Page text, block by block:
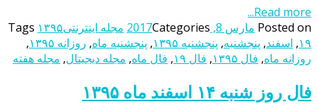
Read more...
Posted on مارس 8, 2017 Categories مجله اینترنتی Tags ۱۳۹۵
۱۹, اسفند, پنجشنبه, پنجشنبه ۱۳۹۵ , پنجشنبه ماه, روزانه ۱۳۹۵
,
روزانه ماه, فال ۱۳۹۵ , فال ۱۹ , فال ماه, مجله دیجیتال, مجله هفته
فال روز شنبه ۱۴ اسفند ماه ۱۳۹۵